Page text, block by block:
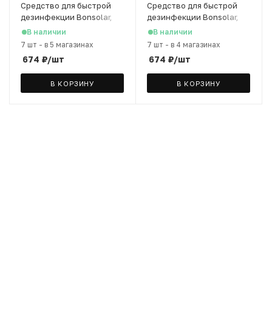
Cредство для быстрой
дезинфекции Bonsolar,
750 мл
В наличии
7 шт - в 5 магазинах
674 ₽/шт
В КОРЗИНУ
Cредство для быстрой
дезинфекции Bonsolar,
750 мл
В наличии
7 шт - в 4 магазинах
674 ₽/шт
В КОРЗИНУ